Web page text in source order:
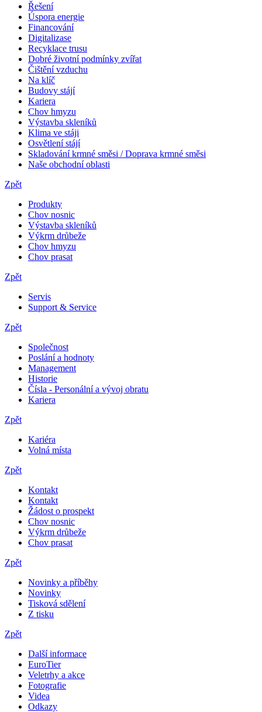
Řešení
Úspora energie
Financování
Digitalizase
Recyklace trusu
Dobré životní podmínky zvířat
Čištění vzduchu
Na klíč
Budovy stájí
Kariera
Chov hmyzu
Výstavba skleníků
Klima ve stáji
Osvětlení stájí
Skladování krmné směsi / Doprava krmné směsi
Naše obchodní oblasti
Zpět
Produkty
Chov nosnic
Výstavba skleníků
Výkrm drůbeže
Chov hmyzu
Chov prasat
Zpět
Servis
Support & Service
Zpět
Společnost
Poslání a hodnoty
Management
Historie
Čísla - Personální a vývoj obratu
Kariera
Zpět
Kariéra
Volná místa
Zpět
Kontakt
Kontakt
Žádost o prospekt
Chov nosnic
Výkrm drůbeže
Chov prasat
Zpět
Novinky a příběhy
Novinky
Tisková sdělení
Z tisku
Zpět
Další informace
EuroTier
Veletrhy a akce
Fotografie
Videa
Odkazy